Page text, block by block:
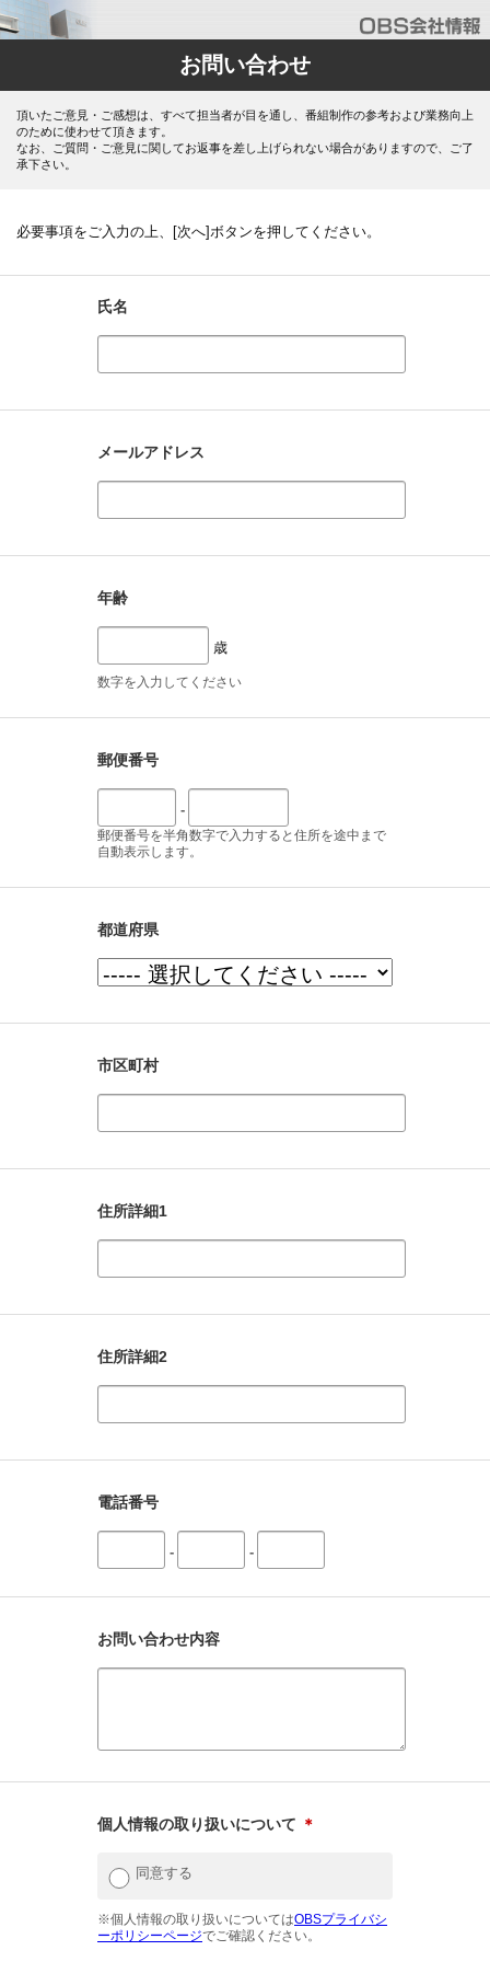
お問い合わせ
頂いたご意見・ご感想は、すべて担当者が目を通し、番組制作の参考および業務向上
のために使わせて頂きます。
なお、ご質問・ご意見に関してお返事を差し上げられない場合がありますので、ご了
承下さい。
必要事項をご入力の上、[次へ]ボタンを押してください。
氏名
メールアドレス
年齢
歳
数字を入力してください
郵便番号
-
郵便番号を半角数字で入力すると住所を途中まで
自動表示します。
都道府県
市区町村
住所詳細1
住所詳細2
電話番号
- -
お問い合わせ内容
個人情報の取り扱いについて ＊
同意する
※個人情報の取り扱いについてはOBSプライバシ
ーポリシーページでご確認ください。